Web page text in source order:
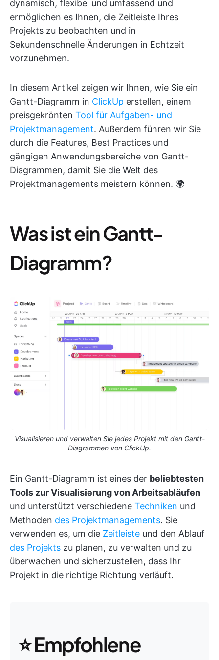
dynamisch, flexibel und umfassend und
ermöglichen es Ihnen, die Zeitleiste Ihres
Projekts zu beobachten und in
Sekundenschnelle Änderungen in Echtzeit
vorzunehmen.
In diesem Artikel zeigen wir Ihnen, wie Sie ein
Gantt-Diagramm in ClickUp erstellen, einem
preisgekrönten Tool für Aufgaben- und
Projektmanagement. Außerdem führen wir Sie
durch die Features, Best Practices und
gängigen Anwendungsbereiche von Gantt-
Diagrammen, damit Sie die Welt des
Projektmanagements meistern können. 🌍
Was ist ein Gantt-
Diagramm?
Visualisieren und verwalten Sie jedes Projekt mit den Gantt-
Diagrammen von ClickUp.
Ein Gantt-Diagramm ist eines der beliebtesten
Tools zur Visualisierung von Arbeitsabläufen
und unterstützt verschiedene Techniken und
Methoden des Projektmanagements. Sie
verwenden es, um die Zeitleiste und den Ablauf
des Projekts zu planen, zu verwalten und zu
überwachen und sicherzustellen, dass Ihr
Projekt in die richtige Richtung verläuft.
⭐ Empfohlene